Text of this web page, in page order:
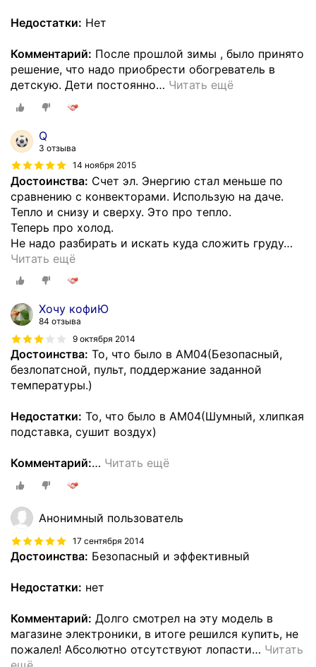
Недостатки: Нет
Комментарий: После прошлой зимы , было принято
решение, что надо приобрести обогреватель в
детскую. Дети постоянно… Читать ещё
Q
3 отзыва
14 ноября 2015
Достоинства: Счет эл. Энергию стал меньше по
сравнению с конвекторами. Использую на даче.
Тепло и снизу и сверху. Это про тепло.
Теперь про холод.
Не надо разбирать и искать куда сложить груду…
Читать ещё
Хочу кофиЮ
84 отзыва
9 октября 2014
Достоинства: То, что было в АМ04(Безопасный,
безлопатсной, пульт, поддержание заданной
температуры.)
Недостатки: То, что было в АМ04(Шумный, хлипкая
подставка, сушит воздух)
Комментарий:… Читать ещё
Анонимный пользователь
17 сентября 2014
Достоинства: Безопасный и эффективный
Недостатки: нет
Комментарий: Долго смотрел на эту модель в
магазине электроники, в итоге решился купить, не
пожалел! Абсолютно отсутствуют лопасти… Читать